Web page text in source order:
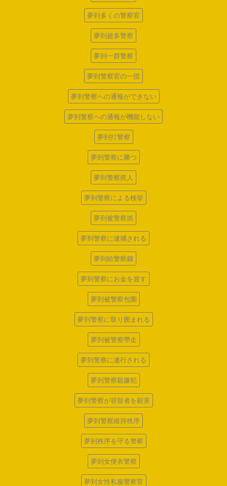
夢到多くの警察官
夢到超多警察
夢到一群警察
夢到警察官の一団
夢到警察への通報ができない
夢到警察への通報が機能しない
夢到打警察
夢到警察に勝つ
夢到警察抓人
夢到警察による検挙
夢到被警察抓
夢到警察に逮捕される
夢到給警察錢
夢到警察にお金を渡す
夢到被警察包圍
夢到警察に取り囲まれる
夢到被警察帶走
夢到警察に連行される
夢到警察殺嫌犯
夢到警察が容疑者を殺害
夢到警察維持秩序
夢到秩序を守る警察
夢到女便衣警察
夢到女性私服警察官